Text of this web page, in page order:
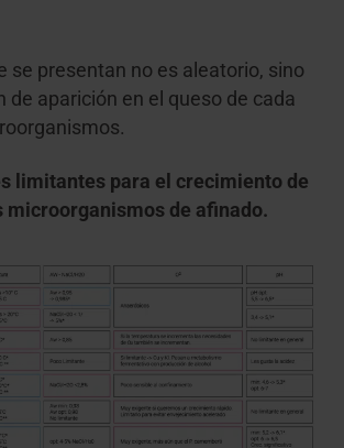
se presentan no es aleatorio, sino
de aparición en el queso de cada
limitantes para el crecimiento de
microorganismos de afinado.